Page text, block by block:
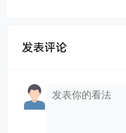
识到""忍不住思考"
体数据（20倍/45%
严格采用
发表评论